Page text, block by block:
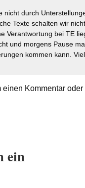
nicht durch
Texte schalten wir
Verantwortung bei TE
und morgens Pause
kommen kann.
Kommentar
ein